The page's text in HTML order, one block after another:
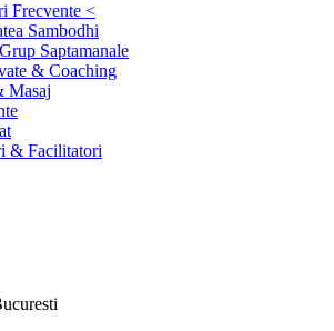
Frecvente <
Sambodhi
Saptamanale
& Coaching
Masaj
& Facilitatori